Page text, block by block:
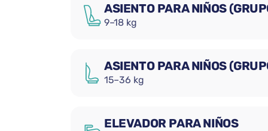
ASIENTO PARA NIÑOS
9–18 kg
ASIENTO PARA NIÑOS
15–36 kg
ELEVADOR PARA NIÑOS